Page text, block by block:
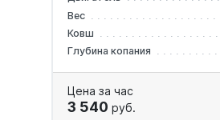
Вес
Ковш
Глубина копания
Цена за час
3 540 руб.